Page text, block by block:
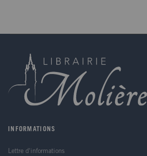
INFORMATIONS
Lettre d'informations